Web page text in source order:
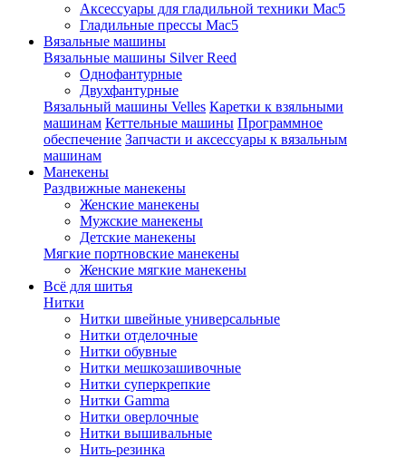
Аксессуары для гладильной техники Mac5
Гладильные прессы Mac5
Вязальные машины
Вязальные машины Silver Reed
Однофантурные
Двухфантурные
Вязальный машины Velles Каретки к взяльными
машинам Кеттельные машины Программное
обеспечение Запчасти и аксессуары к вязальным
машинам
Манекены
Раздвижные манекены
Женские манекены
Мужские манекены
Детские манекены
Мягкие портновские манекены
Женские мягкие манекены
Всё для шитья
Нитки
Нитки швейные универсальные
Нитки отделочные
Нитки обувные
Нитки мешкозашивочные
Нитки суперкрепкие
Нитки Gamma
Нитки оверлочные
Нитки вышивальные
Нить-резинка